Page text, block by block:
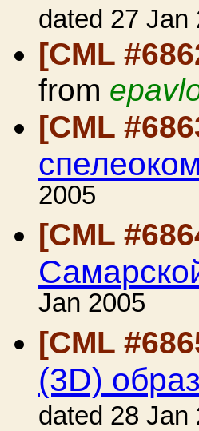
dated 27 Jan
[CML
from
[CML
2005
[CML
Jan 2005
[CML
(3D)
dated 28 Jan